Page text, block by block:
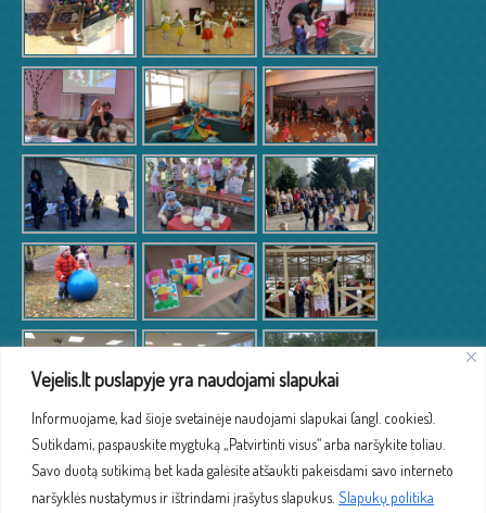
Vejelis.lt puslapyje yra naudojami slapukai
Informuojame, kad šioje svetainėje naudojami slapukai (angl. cookies).
Sutikdami, paspauskite mygtuką „Patvirtinti visus“ arba naršykite toliau.
Savo duotą sutikimą bet kada galėsite atšaukti pakeisdami savo interneto
naršyklės nustatymus ir ištrindami įrašytus slapukus. Slapukų politika
Visos teisės saugomos ©2021: Vilniaus lopšelis - darželis "Vėjelis"